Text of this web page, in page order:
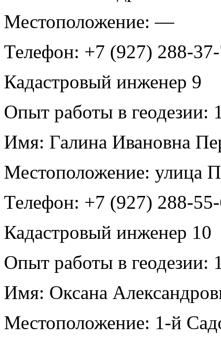
Местоположение: —
Телефон: +7 (927) 288-
Кадастровый инженер 9
Опыт работы в геодезии:
Имя: Галина Ивановна
Местоположение: улица
Телефон: +7 (927) 288-
Кадастровый инженер 10
Опыт работы в геодезии:
Имя: Оксана
Местоположение: 1-й